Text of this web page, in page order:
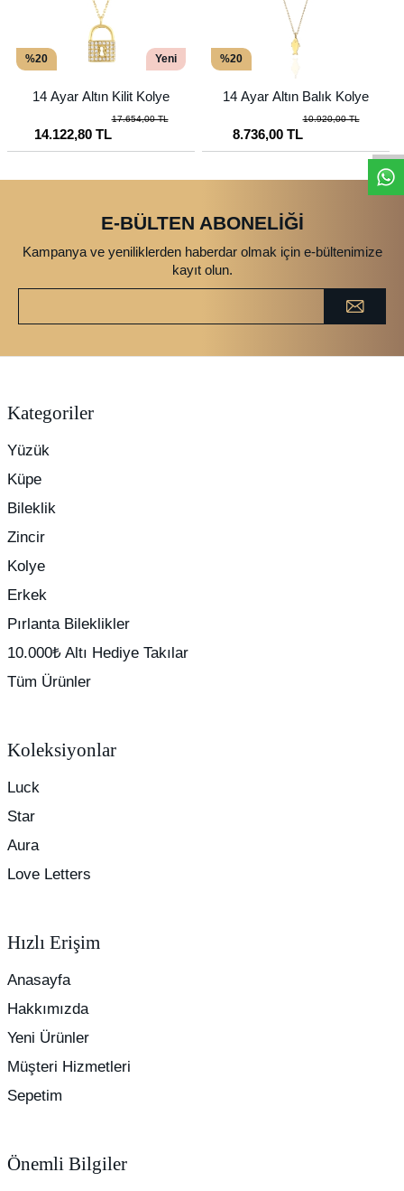
Yeni
%20
14 Ayar Altın Kilit Kolye
14.122,80 TL
17.654,00 TL
%20
14 Ayar Altın Balık Kolye
8.736,00 TL
10.920,00 TL
E-BÜLTEN ABONELİĞİ
Kampanya ve yeniliklerden haberdar olmak için e-bültenimize
kayıt olun.
Kategoriler
Yüzük
Küpe
Bileklik
Zincir
Kolye
Erkek
Pırlanta Bileklikler
10.000₺ Altı Hediye Takılar
Tüm Ürünler
Koleksiyonlar
Luck
Star
Aura
Love Letters
Hızlı Erişim
Anasayfa
Hakkımızda
Yeni Ürünler
Müşteri Hizmetleri
Sepetim
Önemli Bilgiler